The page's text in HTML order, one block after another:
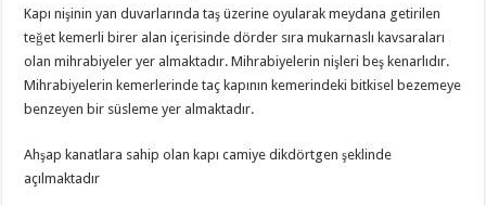
Kapı nişinin yan duvarlarında taş üzerine oyularak meydana getirilen
teğet kemerli birer alan içerisinde dörder sıra mukarnaslı kavsaraları
olan mihrabiyeler yer almaktadır. Mihrabiyelerin nişleri beş kenarlıdır.
Mihrabiyelerin kemerlerinde taç kapının kemerindeki bitkisel bezemeye
benzeyen bir süsleme yer almaktadır.
Ahşap kanatlara sahip olan kapı camiye dikdörtgen şeklinde
açılmaktadır